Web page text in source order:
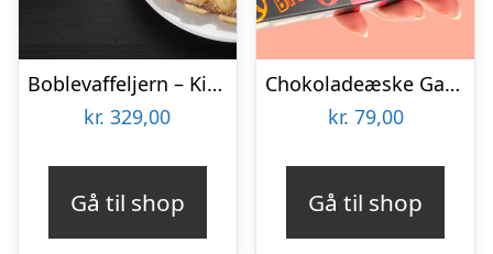
Boblevaffeljern – KitchPro
kr. 329,00
Gå til shop
Chokoladeæske Gaming
kr. 79,00
Gå til shop